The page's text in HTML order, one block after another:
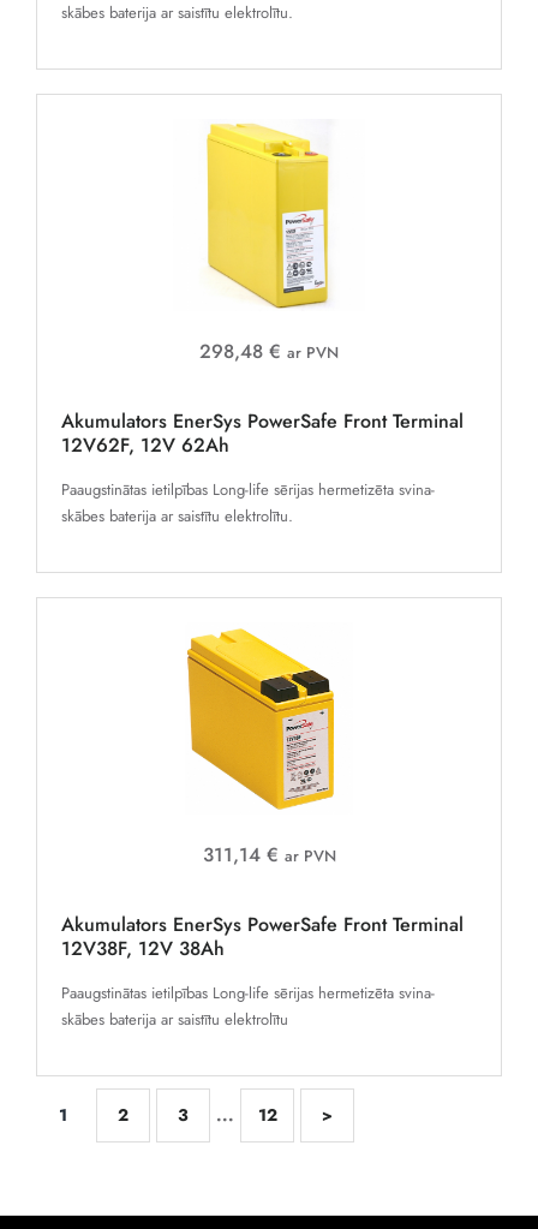
skābes baterija ar saistītu elektrolītu.
298,48 € ar PVN
Akumulators EnerSys PowerSafe Front Terminal
12V62F, 12V 62Ah
Paaugstinātas ietilpības Long-life sērijas hermetizēta svina-
skābes baterija ar saistītu elektrolītu.
311,14 € ar PVN
Akumulators EnerSys PowerSafe Front Terminal
12V38F, 12V 38Ah
Paaugstinātas ietilpības Long-life sērijas hermetizēta svina-
skābes baterija ar saistītu elektrolītu
1 2 3 ... 12 >